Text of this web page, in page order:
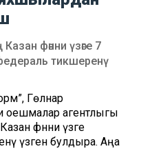
фәнни үзәге 7
федераль тикшеренү
Гөлнар
оешмалар агентлыгы
фәнни үзәге
үзәген булдыра. Аңа